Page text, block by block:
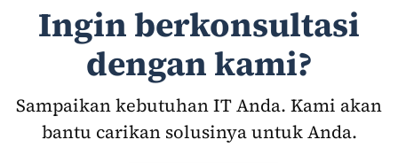
Ingin berkonsultasi
dengan kami?
Sampaikan kebutuhan IT Anda. Kami akan
bantu carikan solusinya untuk Anda.